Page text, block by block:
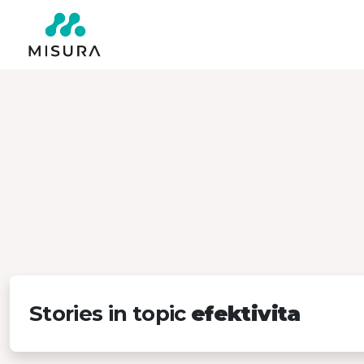
Stories in topic efektivita